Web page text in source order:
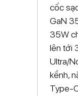
cốc
GaN
35W
lên tới
Ultra/
kềnh,
Type-